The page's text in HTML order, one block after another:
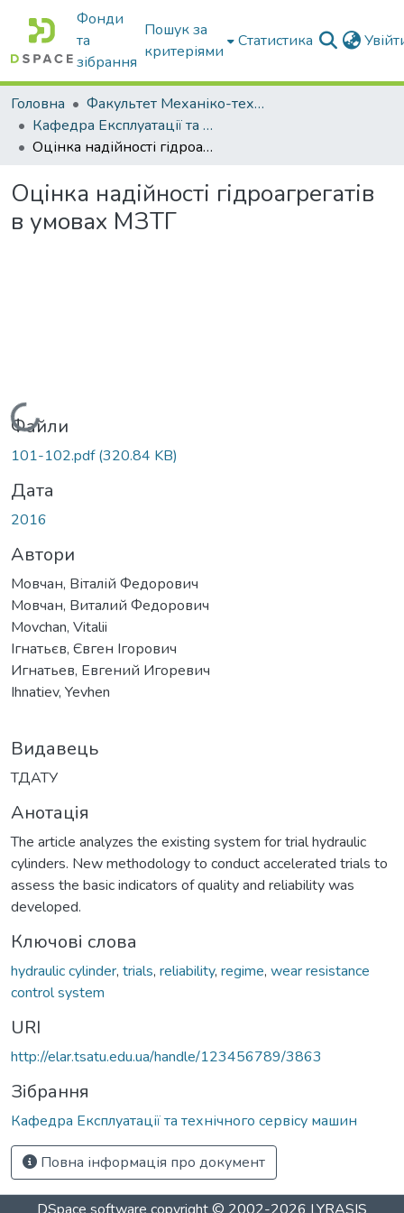
Фонди
та
зібрання
Пошук за
критеріями
Статистика
Головна
Факультет Механіко-технологічний
Кафедра Експлуатації та технічного сервісу машин
Оцінка надійності гідроагрегатів в умовах МЗТГ
Оцінка надійності гідроагрегатів
в умовах МЗТГ
Вантажиться...
Файли
101-102.pdf(320.84 KB)
Дата
2016
Автори
Мовчан, Віталій Федорович
Мовчан, Виталий Федорович
Movchan, Vitalii
Ігнатьєв, Євген Ігорович
Игнатьев, Евгений Игоревич
Ihnatiev, Yevhen
Видавець
ТДАТУ
Анотація
The article analyzes the existing system for trial hydraulic
cylinders. New methodology to conduct accelerated trials to
assess the basic indicators of quality and reliability was
developed.
Ключові слова
hydraulic cylinder, trials, reliability, regime, wear resistance
control system
URI
http://elar.tsatu.edu.ua/handle/123456789/3863
Зібрання
Кафедра Експлуатації та технічного сервісу машин
Повна інформація про документ